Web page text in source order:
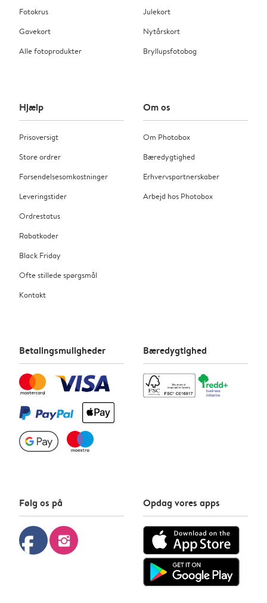
Fotokrus
Gavekort
Alle fotoprodukter
Julekort
Nytårskort
Bryllupsfotobog
Hjælp
Prisoversigt
Store ordrer
Forsendelsesomkostninger
Leveringstider
Ordrestatus
Rabatkoder
Black Friday
Ofte stillede spørgsmål
Kontakt
Om os
Om Photobox
Bæredygtighed
Erhvervspartnerskaber
Arbejd hos Photobox
Betalingsmuligheder Bæredygtighed
Følg os på
facebook instagram
Opdag vores apps